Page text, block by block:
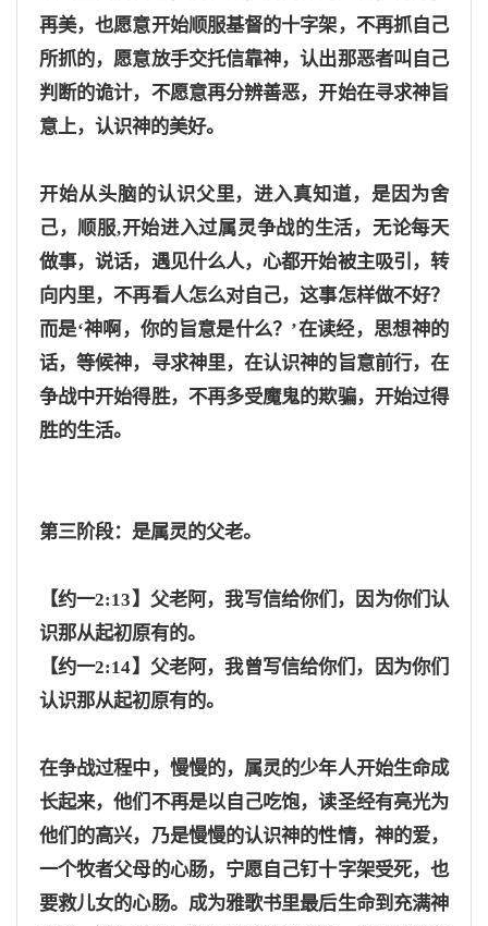
再美，也愿意开始顺服基督的十字架，不再抓自己
所抓的，愿意放手交托信靠神，认出那恶者叫自己
判断的诡计，不愿意再分辨善恶，开始在寻求神旨
意上，认识神的美好。
开始从头脑的认识父里，进入真知道，是因为舍
己，顺服,开始进入过属灵争战的生活，无论每天
做事，说话，遇见什么人，心都开始被主吸引，转
向内里，不再看人怎么对自己，这事怎样做不好？
而是‘神啊，你的旨意是什么？’在读经，思想神的
话，等候神，寻求神里，在认识神的旨意前行，在
争战中开始得胜，不再多受魔鬼的欺骗，开始过得
胜的生活。
第三阶段：是属灵的父老。
【约一2:13】父老阿，我写信给你们，因为你们认
识那从起初原有的。
【约一2:14】父老阿，我曾写信给你们，因为你们
认识那从起初原有的。
在争战过程中，慢慢的，属灵的少年人开始生命成
长起来，他们不再是以自己吃饱，读圣经有亮光为
他们的高兴，乃是慢慢的认识神的性情，神的爱，
一个牧者父母的心肠，宁愿自己钉十字架受死，也
要救儿女的心肠。成为雅歌书里最后生命到充满神